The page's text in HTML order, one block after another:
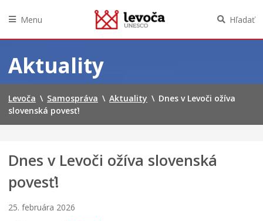
obsah
Menu Hľadať
Aktuality
Levoča \ Samospráva \ Aktuality \ Dnes v Levoči ožíva
slovenská povesť!
Dnes v Levoči ožíva slovenská
povesť!
25. februára 2026